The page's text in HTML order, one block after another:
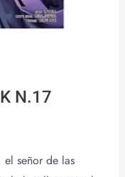
N.17
el señor de las